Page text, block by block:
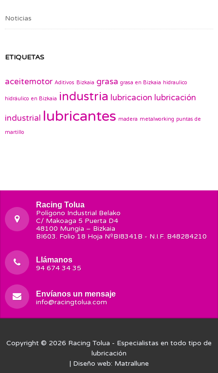
Noticias
ETIQUETAS
aceitemotor Aditivos Bizkaia grasa grasa en Bizkaia hidraulico
hidráulico en Bizkaia industria lubricacion lubricación
industrial lubricantes madera metalworking puntas de
martillo
Racing Tolua
Polígono Industrial Belako
C/ Makoaga 5 Puerta D4
48100 Mungia – Bizkaia
BI603. Folio 18 Hoja NºBI8341B - N.I.F. B48284210
Llámanos
94 674 34 35
Envíanos un mensaje
info@racingtolua.com
Copyright © 2026 Racing Tolua - Especialistas en todo tipo de
lubricación
| Diseño web: Matrallune